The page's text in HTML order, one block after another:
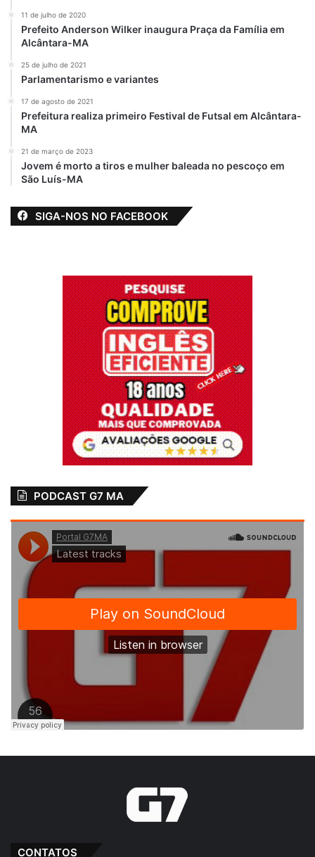
11 de julho de 2020
Prefeito Anderson Wilker inaugura Praça da Família em
Alcântara-MA
25 de julho de 2021
Parlamentarismo e variantes
17 de agosto de 2021
Prefeitura realiza primeiro Festival de Futsal em Alcântara-
MA
21 de março de 2023
Jovem é morto a tiros e mulher baleada no pescoço em
São Luís-MA
SIGA-NOS NO FACEBOOK
PODCAST G7 MA
CONTATOS